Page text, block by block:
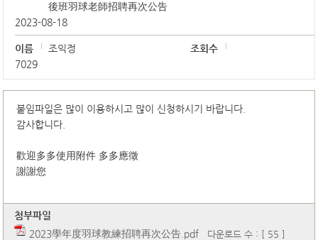
後班羽球老師招聘再次公告
2023-08-18
이름 조익정
조회수
7029
붙임파일은 많이 이용하시고 많이 신청하시기 바랍니다.
감사합니다.
歡迎多多使用附件 多多應徵
謝謝您
첨부파일
2023學年度羽球教練招聘再次公告.pdf 다운로드 수 : [ 55 ]